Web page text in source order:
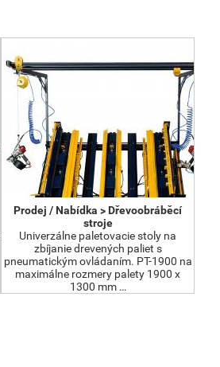
Prodej / Nabídka > Dřevoobráběcí
stroje
Univerzálne paletovacie stoly na
zbíjanie drevených paliet s
pneumatickým ovládaním. PT-1900 na
maximálne rozmery palety 1900 x
1300 mm …